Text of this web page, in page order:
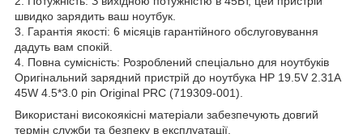
швидко зарядить ваш ноутбук.
3. Гарантія якості: 6 місяців гарантійного обслуговування
дадуть вам спокій.
4. Повна сумісність: Розроблений спеціально для ноутбуків
Оригінальний зарядний пристрій до ноутбука HP 19.5V 2.31A
45W 4.5*3.0 pin Original PRC (719309-001).
Використані високоякісні матеріали забезпечують довгий
термін служби та безпеку в експлуатації.